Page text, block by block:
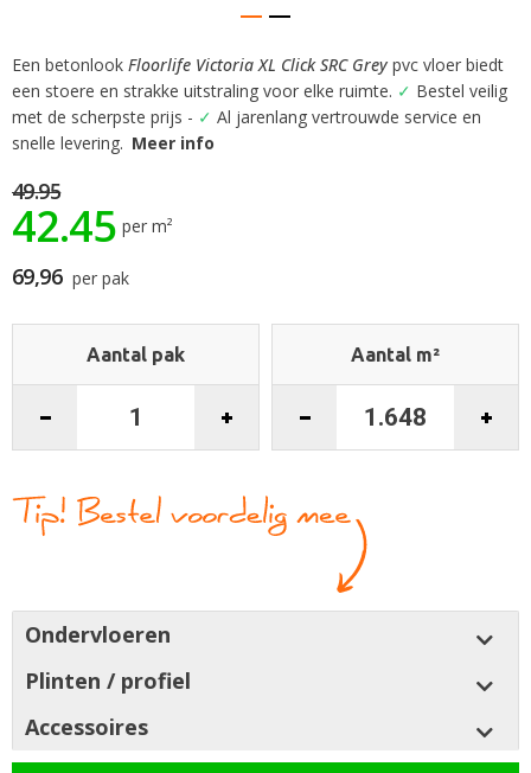
Ga
naar
het
begin
de
afbeeldingen-
gallerij
Een betonlook Floorlife Victoria XL Click SRC Grey pvc vloer biedt
een stoere en strakke uitstraling voor elke ruimte. ✓ Bestel veilig
met de scherpste prijs - ✓ Al jarenlang vertrouwde service en
snelle levering. Meer info
49.95
42.45 per m²
69,96 per pak
Aantal pak Aantal m²
Ondervloeren
Plinten / profiel
Accessoires